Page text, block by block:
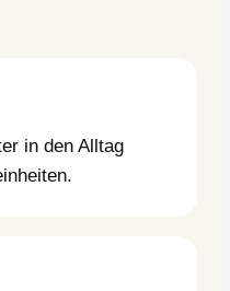
in den Alltag